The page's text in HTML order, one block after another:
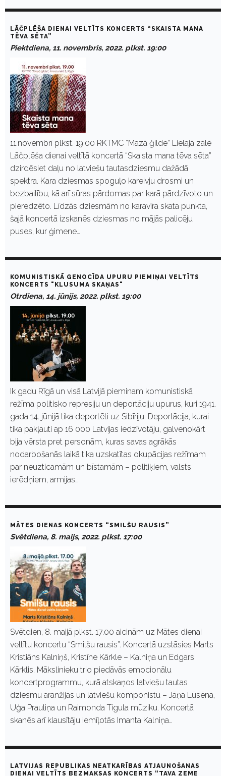
LĀČPLĒŠA DIENAI VELTĪTS KONCERTS “SKAISTA MANA
TĒVA SĒTA”
Piektdiena, 11. novembris, 2022. plkst. 19:00
11.novembrī plkst. 19.00 RKTMC “Mazā ģilde” Lielajā zālē
Lāčplēša dienai veltītā koncertā “Skaista mana tēva sēta”
dzirdēsiet daļu no latviešu tautasdziesmu dažādā
spektra. Kara dziesmas spoguļo kareivju drosmi un
bezbailību, kā arī sūras pārdomas par karā pārdzīvoto un
pieredzēto. Līdzās dziesmām no karavīra skata punkta,
šajā koncertā izskanēs dziesmas no mājās palicēju
puses, kur ģimene…
KOMUNISTISKĀ GENOCĪDA UPURU PIEMIŅAI VELTĪTS
KONCERTS "KLUSUMA SKAŅAS"
Otrdiena, 14. jūnijs, 2022. plkst. 19:00
Ik gadu Rīgā un visā Latvijā pieminam komunistiskā
režīma politisko represiju un deportāciju upurus, kuri 1941.
gada 14. jūnijā tika deportēti uz Sibīriju. Deportācija, kurai
tika pakļauti ap 16 000 Latvijas iedzīvotāju, galvenokārt
bija vērsta pret personām, kuras savas agrākās
nodarbošanās laikā tika uzskatītas okupācijas režīmam
par neuzticamām un bīstamām – politiķiem, valsts
ierēdņiem, armijas…
MĀTES DIENAS KONCERTS “SMILŠU RAUSIS”
Svētdiena, 8. maijs, 2022. plkst. 17:00
Svētdien, 8. maijā plkst. 17.00 aicinām uz Mātes dienai
veltītu koncertu “Smilšu rausis”. Koncertā uzstāsies Marts
Kristiāns Kalniņš, Kristīne Kārkle – Kalniņa un Edgars
Kārklis. Mākslinieku trio piedāvās emocionālu
koncertprogrammu, kurā atskaņos latviešu tautas
dziesmu aranžijas un latviešu komponistu – Jāņa Lūsēna,
Uģa Prauliņa un Raimonda Tigula mūziku. Koncertā
skanēs arī klausītāju iemīļotās Imanta Kalniņa…
LATVIJAS REPUBLIKAS NEATKARĪBAS ATJAUNOŠANAS
DIENAI VELTĪTS BEZMAKSAS KONCERTS “TAVA ZEME